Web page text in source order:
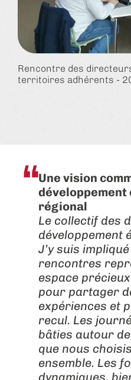
Rencontre des
territoires adhérents -
Une vision
développement
régional
Le collectif des
développement
J’y suis
rencontres
espace
pour partager
expériences et
recul. Les
bâties autour
que nous
ensemble. Les